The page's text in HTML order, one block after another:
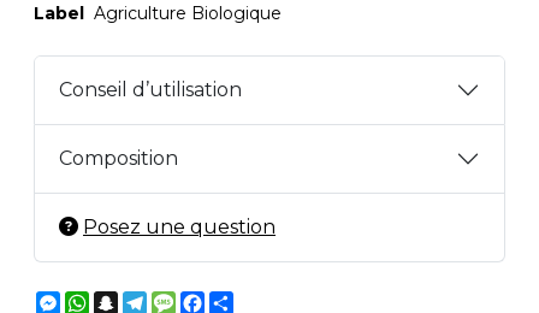
Label Agriculture Biologique
Conseil d’utilisation
Composition
Posez une question
Messenger
WhatsApp
Snapchat
Telegram
MessageFacebook